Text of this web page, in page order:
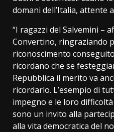
domani dell’Italia, attente
“I ragazzi del Salvemini –
Convertino, ringraziando
riconoscimento
ricordano che se
Repubblica il merito va
ricordarlo. L’esempio di
impegno e le loro
sono un invito alla
alla vita democratica del